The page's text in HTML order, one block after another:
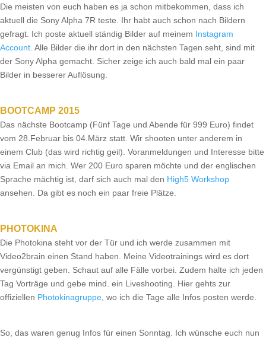
Die meisten von euch haben es ja schon mitbekommen, dass ich
aktuell die Sony Alpha 7R teste. Ihr habt auch schon nach Bildern
gefragt. Ich poste aktuell ständig Bilder auf meinem Instagram
Account . Alle Bilder die ihr dort in den nächsten Tagen seht, sind mit
der Sony Alpha gemacht. Sicher zeige ich auch bald mal ein paar
Bilder in besserer Auflösung.
BOOTCAMP 2015
Das nächste Bootcamp (Fünf Tage und Abende für 999 Euro) findet
vom 28.Februar bis 04.März statt. Wir shooten unter anderem in
einem Club (das wird richtig geil). Voranmeldungen und Interesse bitte
via Email an mich. Wer 200 Euro sparen möchte und der englischen
Sprache mächtig ist, darf sich auch mal den High5 Workshop
ansehen. Da gibt es noch ein paar freie Plätze.
PHOTOKINA
Die Photokina steht vor der Tür und ich werde zusammen mit
Video2brain einen Stand haben. Meine Videotrainings wird es dort
vergünstigt geben. Schaut auf alle Fälle vorbei. Zudem halte ich jeden
Tag Vorträge und gebe mind. ein Liveshooting. Hier gehts zur
offiziellen Photokinagruppe , wo ich die Tage alle Infos posten werde.
So, das waren genug Infos für einen Sonntag. Ich wünsche euch nun